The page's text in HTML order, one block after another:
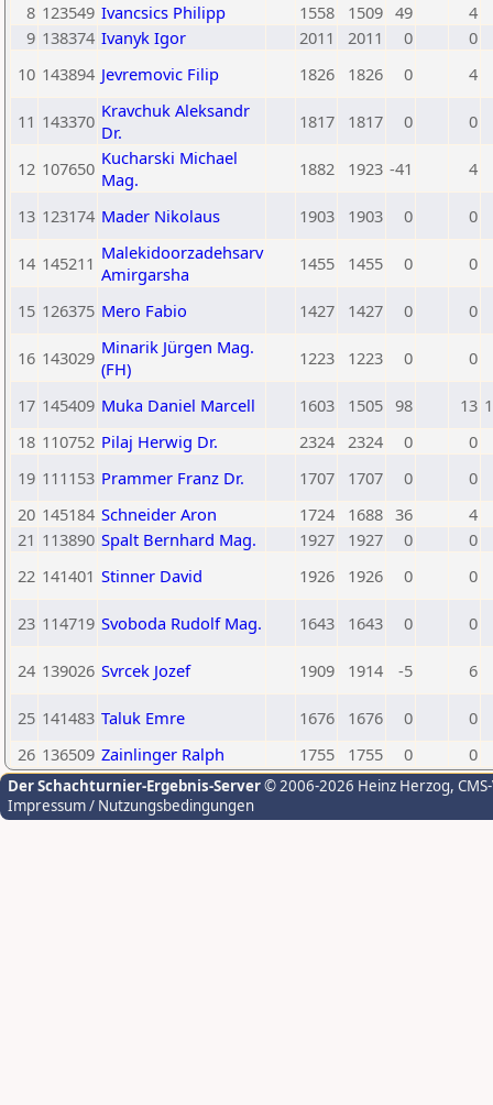
8 123549 Ivancsics Philipp 1558 1509 49
4
9 138374 Ivanyk Igor 2011 2011 0
0
10 143894 Jevremovic Filip 1826 1826 0 4
11 143370 Kravchuk Aleksandr
Dr.
1817 1817 0 0
12 107650 Kucharski Michael
Mag.
1882 1923 -41 4
13 123174 Mader Nikolaus 1903 1903 0 0
14 145211 Malekidoorzadehsarv
Amirgarsha
1455 1455 0 0
15 126375 Mero Fabio 1427 1427 0 0
16 143029 Minarik Jürgen Mag.
(FH)
1223 1223 0 0
17 145409 Muka Daniel Marcell 1603 1505 98 13
18 110752 Pilaj Herwig Dr. 2324 2324 0
0
19 111153 Prammer Franz Dr. 1707 1707 0
0
20 145184 Schneider Aron 1724 1688 36
4
21 113890 Spalt Bernhard Mag. 1927 1927 0
0
22 141401 Stinner David 1926 1926 0 0
23 114719 Svoboda Rudolf Mag. 1643 1643 0 0
24 139026 Svrcek Jozef 1909 1914 -5 6
25 141483 Taluk Emre 1676 1676 0
0
26 136509 Zainlinger Ralph 1755 1755 0 0
Der Schachturnier-Ergebnis-Server© 2006-2026 Heinz Herzog,
Impressum / Nutzungsbedingungen